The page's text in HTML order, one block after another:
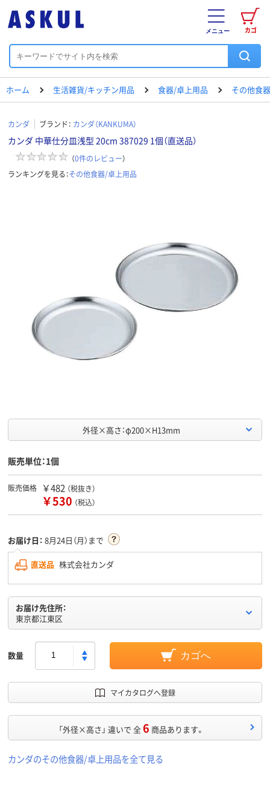
カゴ
メニュー
ホーム 生活雑貨/キッチン用品 食器/卓上用品 その他食
カンダ ブランド： カンダ（KANKUMA）
カンダ 中華仕分皿浅型 20cm 387029 1個（直送品）
（0件のレビュー）
ランキングを見る：その他食器/卓上用品
外径×高さ：φ200×H13mm
販売単位：1個
販売価格 ￥482 （税抜き）
￥530 （税込）
お届け日： 8月24日（月）まで
直送品 株式会社カンダ
お届け先住所：
東京都江東区
数量 カゴへ
マイカタログへ登録
「外径×高さ」 違いで 全6 商品あります。
カンダのその他食器/卓上用品を全て見る